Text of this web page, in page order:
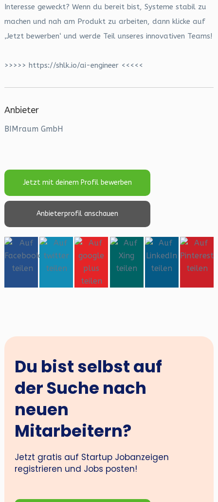
Interesse geweckt? Wenn du bereit bist, Systeme stabil zu
machen und nah am Produkt zu arbeiten, dann klicke auf
‚Jetzt bewerben‘ und werde Teil unseres innovativen Teams!
>>>>> https://shlk.io/ai-engineer <<<<<
Anbieter
BIMraum GmbH
Jetzt mit deinem Profil bewerben
Anbieterprofil anschauen
Du bist selbst auf
der Suche nach
neuen
Mitarbeitern?
Jetzt gratis auf Startup Jobanzeigen
registrieren und Jobs posten!